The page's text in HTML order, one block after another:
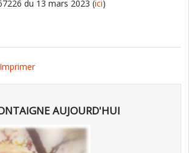
du 13 mars 2023 (ici)
Imprimer
AUJOURD'HUI